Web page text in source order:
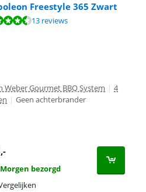
Freestyle 365 Zwart
op 13 reviews.
13 reviews
Weber Gourmet BBQ System | 4
| Geen achterbrander
,-
Morgen bezorgd